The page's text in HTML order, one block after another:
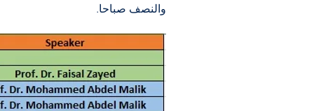
والنصف صباحا.